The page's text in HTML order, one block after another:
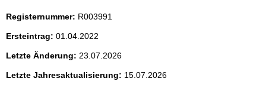
t
e
n
Registernummer: R003991
Ersteintrag: 01.04.2022
Letzte Änderung: 23.07.2026
Letzte Jahresaktualisierung: 15.07.2026